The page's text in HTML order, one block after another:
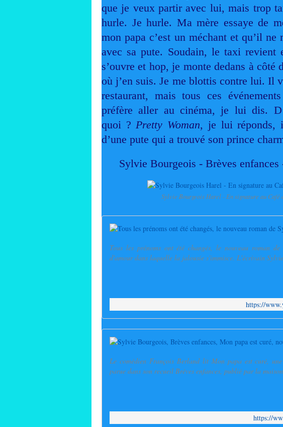
que je veux partir avec lui, mais trop
hurle. Je hurle. Ma mère essaye de
mon papa c’est un méchant et qu’il
avec sa pute. Soudain, le taxi revient
s’ouvre et hop, je monte dedans à côté
où j’en suis. Je me blottis contre lui. Il
restaurant, mais tous ces
préfère aller au cinéma, je lui dis.
quoi ?Pretty Woman, je lui réponds,
d’une pute qui a trouvé son prince
Sylvie Bourgeois - Brèves
Sylvie Bourgeois Harel - En signature au Café
Tous les prénoms ont été changés, le nouveau roman
d'amour dans laquelle la jalousie s'immisce. L'écrivain
https://
Le comédien François Berland lit Mon papa est curé,
parue dans son recueil Brèves enfances, publié par la
https://